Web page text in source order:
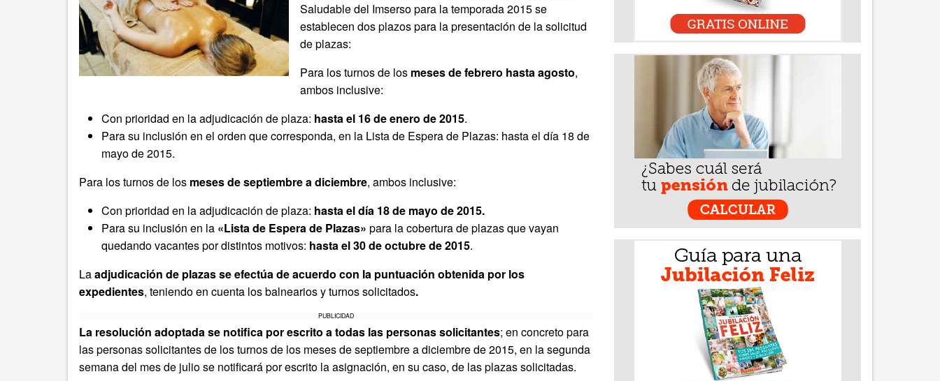
Saludable del Imserso para la temporada 2015 se
establecen dos plazos para la presentación de la solicitud
de plazas:
Para los turnos de los meses de febrero hasta agosto,
ambos inclusive:
Con prioridad en la adjudicación de plaza: hasta el 16 de enero de 2015.
Para su inclusión en el orden que corresponda, en la Lista de Espera de Plazas: hasta el día 18 de
mayo de 2015.
Para los turnos de los meses de septiembre a diciembre, ambos inclusive:
Con prioridad en la adjudicación de plaza: hasta el día 18 de mayo de 2015.
Para su inclusión en la «Lista de Espera de Plazas» para la cobertura de plazas que vayan
quedando vacantes por distintos motivos: hasta el 30 de octubre de 2015.
Laadjudicación de plazas se efectúa de acuerdo con la puntuación obtenida por los
expedientes, teniendo en cuenta los balnearios y turnos solicitados.
PUBLICIDAD
La resolución adoptada se notifica por escrito a todas las personas solicitantes; en concreto para
las personas solicitantes de los turnos de los meses de septiembre a diciembre de 2015, en la segunda
semana del mes de julio se notificará por escrito la asignación, en su caso, de las plazas solicitadas.